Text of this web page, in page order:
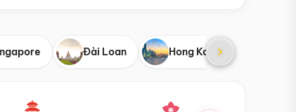
Đài Loan Hong Kong